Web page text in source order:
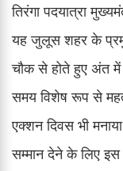
तिरंगा पदयात्रा
यह जुलूस शहर के
चौक से होते हुए अंत में
समय विशेष रूप से
एक्शन दिवस भी
सम्मान देने के लिए इस